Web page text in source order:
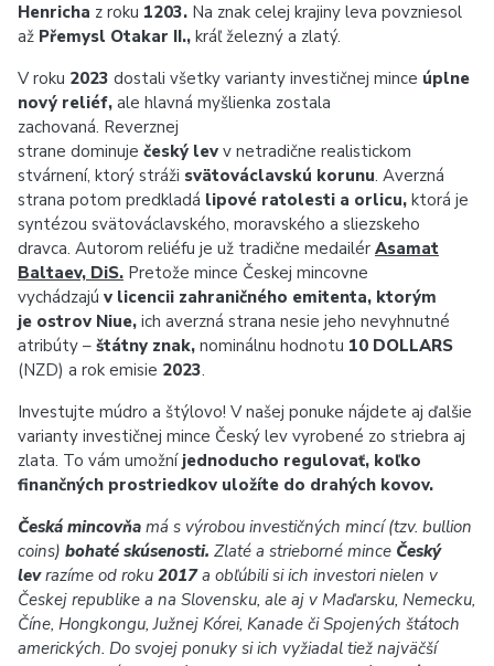
Henricha z roku 1203. Na znak celej krajiny leva povzniesol
až Přemysl Otakar II., kráľ železný a zlatý.
V roku 2023 dostali všetky varianty investičnej mince úplne
nový reliéf, ale hlavná myšlienka zostala
zachovaná. Reverznej
strane dominuje český lev v netradične realistickom
stvárnení, ktorý stráži svätováclavskú korunu. Averzná
strana potom predkladá lipové ratolesti a orlicu, ktorá je
syntézou svätováclavského, moravského a sliezskeho
dravca. Autorom reliéfu je už tradične medailér Asamat
Baltaev, DiS. Pretože mince Českej mincovne
vychádzajú v licencii zahraničného emitenta, ktorým
je ostrov Niue, ich averzná strana nesie jeho nevyhnutné
atribúty – štátny znak, nominálnu hodnotu 10 DOLLARS
(NZD) a rok emisie 2023.
Investujte múdro a štýlovo! V našej ponuke nájdete aj ďalšie
varianty investičnej mince Český lev vyrobené zo striebra aj
zlata. To vám umožní jednoducho regulovať, koľko
finančných prostriedkov uložíte do drahých kovov.
Česká mincovňa má s výrobou investičných mincí (tzv. bullion
coins) bohaté skúsenosti. Zlaté a strieborné mince Český
levrazíme od roku 2017a obľúbili si ich investori nielen v
Českej republike a na Slovensku, ale aj v Maďarsku, Nemecku,
Číne, Hongkongu, Južnej Kórei, Kanade či Spojených štátoch
amerických. Do svojej ponuky si ich vyžiadal tiež najväčší